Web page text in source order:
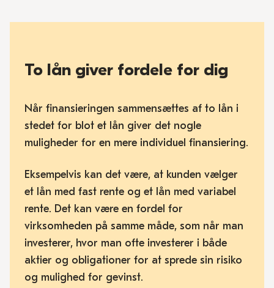
To lån giver fordele for dig
Når finansieringen sammensættes af to lån i
stedet for blot et lån giver det nogle
muligheder for en mere individuel finansiering.
Eksempelvis kan det være, at kunden vælger
et lån med fast rente og et lån med variabel
rente. Det kan være en fordel for
virksomheden på samme måde, som når man
investerer, hvor man ofte investerer i både
aktier og obligationer for at sprede sin risiko
og mulighed for gevinst.